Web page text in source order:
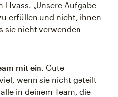
Hvass. „Unsere Aufgabe
erfüllen und nicht, ihnen
sie nicht verwenden
mit ein. Gute
wenn sie nicht geteilt
in deinem Team, die